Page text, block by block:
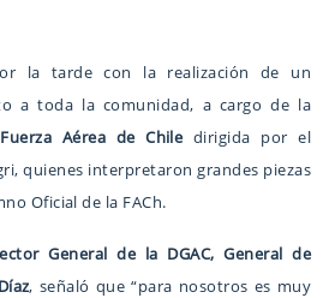
la tarde con la realización de un
a toda la comunidad, a cargo de la
Aérea de Chiledirigida por el
quienes interpretaron grandes piezas
Oficial de la FACh.
General de la DGAC, General de
, señaló que “para nosotros es muy